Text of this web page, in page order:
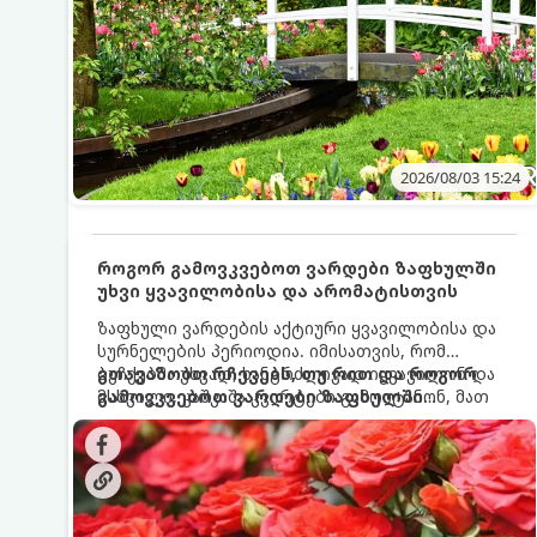
2026/08/03 15:24
როგორ გამოვკვებოთ ვარდები ზაფხულში
უხვი ყვავილობისა და არომატისთვის
ზაფხული ვარდების აქტიური ყვავილობისა და
სურნელების პერიოდია. იმისათვის, რომ
ბუჩქებმა უხვად, ხანგრძლივად იყვავილონ და
მსხვილი, კაშკაშა კვირტები გამოიტანონ, მათ
რეგულარული და სწორი გამოკვება
სჭირდებათ. ზაფხულის პერიოდში მცენარის
მოთხოვნილებები იცვლება, ამიტომ
მნიშვნელოვანია ვიცოდეთ, რომელი სასუქები
გამოიყენება ამ დროს.
გთავაზობთ რჩევებს, თუ რით და როგორ
გამოვკვებოთ ვარდები ზაფხულში
საუკეთესო შედეგის მისაღწევად: